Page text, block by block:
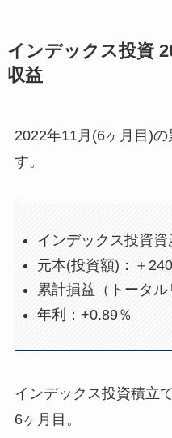
インデックス投資
収益
2022年11月(6ヶ月目)
す。
インデックス投資
元本(投資額)：＋
累計損益（トータ
年利：+0.89％
インデックス投資積立
6ヶ月目。